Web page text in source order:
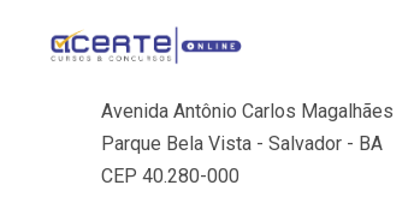
Avenida Antônio Carlos Magalhães
Parque Bela Vista - Salvador - BA
CEP 40.280-000